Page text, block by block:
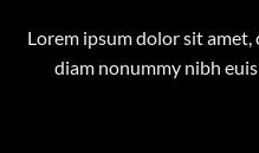
Lorem ipsum dolor sit
diam nonummy nibh